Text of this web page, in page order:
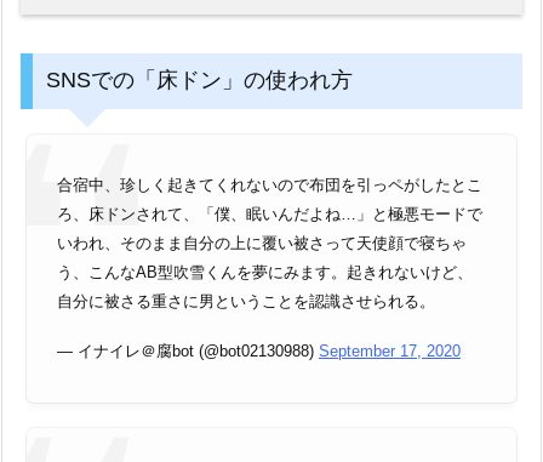
SNSでの「床ドン」の使われ方
合宿中、珍しく起きてくれないので布団を引っペがしたとこ
ろ、床ドンされて、「僕、眠いんだよね…」と極悪モードで
いわれ、そのまま自分の上に覆い被さって天使顔で寝ちゃ
う、こんなAB型吹雪くんを夢にみます。起きれないけど、
自分に被さる重さに男ということを認識させられる。
— イナイレ＠腐bot (@bot02130988) September 17, 2020